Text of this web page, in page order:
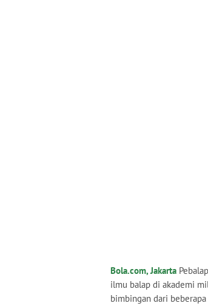
Bola.com, Jakarta
ilmu balap di akademi
bimbingan dari